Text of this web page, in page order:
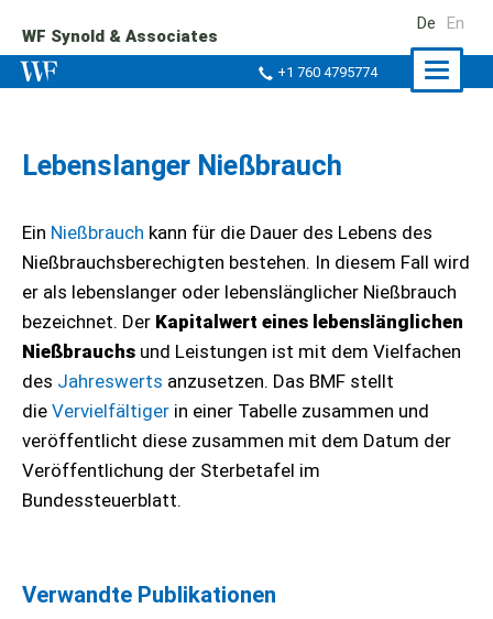
WF Synold & Associates
+1 760 4795774
De En
Lebenslanger Nießbrauch
Ein Nießbrauch kann für die Dauer des Lebens des
Nießbrauchsberechigten bestehen. In diesem Fall wird
er als lebenslanger oder lebenslänglicher Nießbrauch
bezeichnet. Der Kapitalwert eines lebenslänglichen
Nießbrauchs und Leistungen ist mit dem Vielfachen
des Jahreswerts anzusetzen. Das BMF stellt
die Vervielfältiger in einer Tabelle zusammen und
veröffentlicht diese zusammen mit dem Datum der
Veröffentlichung der Sterbetafel im
Bundessteuerblatt.
Verwandte Publikationen